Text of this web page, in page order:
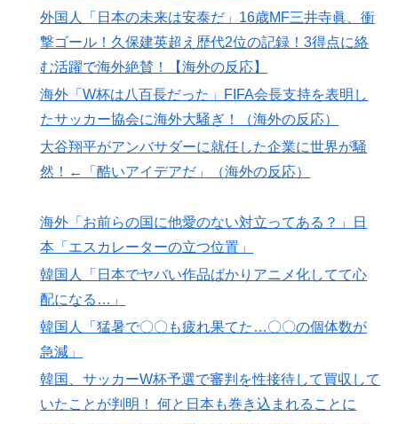
らな」「ゲームのUIは優れてるのに不思議」
▶ 泳いでいる人のすぐ横に消防飛行艇が次々着水する南仏
の湖「肝心の場面で毎回カメラが逃げる」【海外の反
▶
外国人「使い捨てだ」FIFA会長、辞任危機でトランプ政
▶
韓国人「日本でヤバい作品ばかりアニメ化してて心配に
外国人「日本の未来は安泰だ」16歳MF三井寺眞、衝
撃ゴール！久保建英超え歴代2位の記録！3得点に絡
む活躍で海外絶賛！【海外の反応】
海外「W杯は八百長だった」FIFA会長支持を表明し
たサッカー協会に海外大騒ぎ！（海外の反応）
大谷翔平がアンバサダーに就任した企業に世界が騒
然！←「酷いアイデアだ」（海外の反応）
海外「お前らの国に他愛のない対立ってある？」日
本「エスカレーターの立つ位置」
韓国人「日本でヤバい作品ばかりアニメ化してて心
配になる…」
韓国人「猛暑で〇〇も疲れ果てた…〇〇の個体数が
急減」
韓国、サッカーW杯予選で審判を性接待して買収して
いたことが判明！ 何と日本も巻き込まれることに